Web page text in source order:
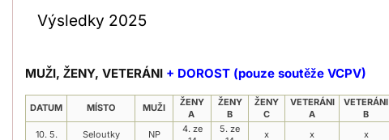
Výsledky 2025
MUŽI, ŽENY, VETERÁNI + DOROST (pouze soutěže VCPV)
DATUM MÍSTO MUŽI
ŽENY
A
ŽENY
B
ŽENY
C
VETERÁNI
A
VETERÁNI
B
10. 5. Seloutky NP
4. ze
5. ze
x x x